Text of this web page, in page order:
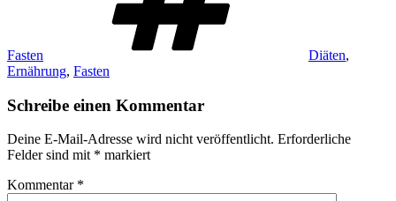
Fasten Diäten,
Ernährung, Fasten
Schreibe einen Kommentar
Deine E-Mail-Adresse wird nicht veröffentlicht. Erforderliche
Felder sind mit * markiert
Kommentar *